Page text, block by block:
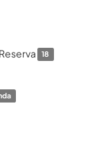
18